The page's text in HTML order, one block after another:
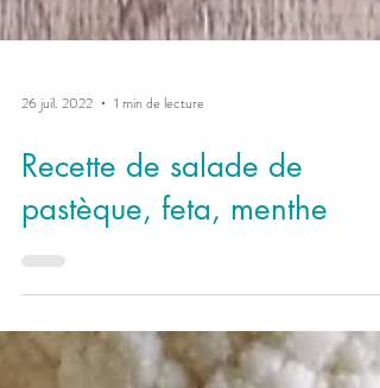
26 juil. 2022 1 min de lecture
Recette de salade de
pastèque, feta, menthe